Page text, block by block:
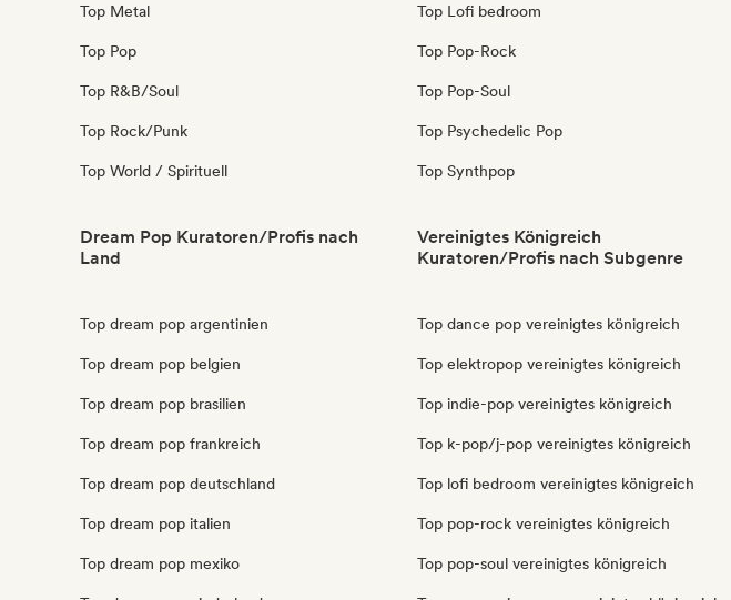
Top Metal
Top Pop
Top R&B/Soul
Top Rock/Punk
Top World / Spirituell
Top Lofi bedroom
Top Pop-Rock
Top Pop-Soul
Top Psychedelic Pop
Top Synthpop
Dream Pop Kuratoren/Profis nach
Land
Top dream pop argentinien
Top dream pop belgien
Top dream pop brasilien
Top dream pop frankreich
Top dream pop deutschland
Top dream pop italien
Top dream pop mexiko
Vereinigtes Königreich
Kuratoren/Profis nach Subgenre
Top dance pop vereinigtes königreich
Top elektropop vereinigtes königreich
Top indie-pop vereinigtes königreich
Top k-pop/j-pop vereinigtes königreich
Top lofi bedroom vereinigtes königreich
Top pop-rock vereinigtes königreich
Top pop-soul vereinigtes königreich